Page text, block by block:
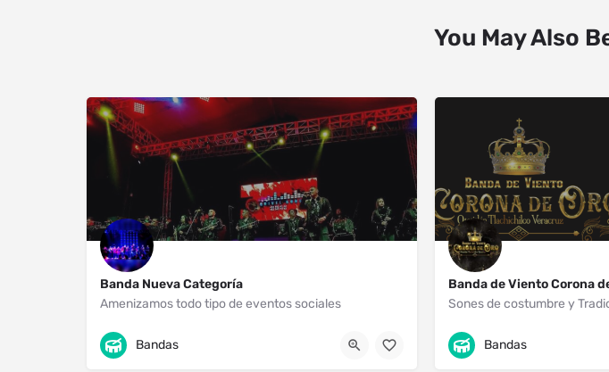
You May Also
Banda Nueva Categoría
Amenizamos todo tipo de eventos sociales
Uruapan
Bandas
Banda de Viento Corona
Sones de costumbre y
Tlachichilco
Bandas